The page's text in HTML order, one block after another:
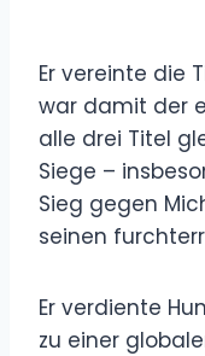
Er vereinte die
war damit der
alle drei Titel
Siege –
Sieg gegen
seinen
Er verdiente
zu einer